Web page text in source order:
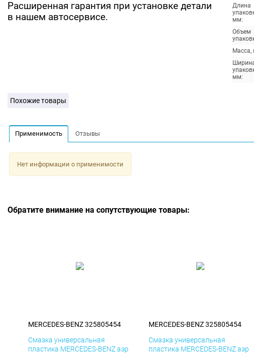
Расширенная гарантия при установке детали
в нашем автосервисе.
Длина
мм:
Объем
Масса,
мм:
Похожие товары
Применимость Отзывы
Нет информации о применимости
Обратите внимание на сопутствующие товары:
MERCEDES-BENZ 325805454
Смазка универсальная
пластика MERCEDES-BENZ аэр
MERCEDES-BENZ 325805454
Смазка универсальная
пластика MERCEDES-BENZ аэр